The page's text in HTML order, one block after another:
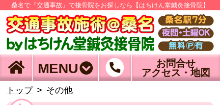
桑名で『交通事故』で接骨院をお探しなら【はちけん堂鍼灸接骨院】
MENU
お問合せ
アクセス・地図
トップ その他